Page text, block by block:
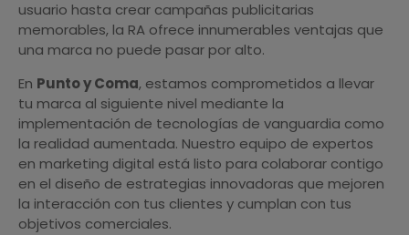
usuario hasta crear campañas publicitarias
memorables, la RA ofrece innumerables ventajas que
una marca no puede pasar por alto.
En Punto y Coma, estamos comprometidos a llevar
tu marca al siguiente nivel mediante la
implementación de tecnologías de vanguardia como
la realidad aumentada. Nuestro equipo de expertos
en marketing digital está listo para colaborar contigo
en el diseño de estrategias innovadoras que mejoren
la interacción con tus clientes y cumplan con tus
objetivos comerciales.